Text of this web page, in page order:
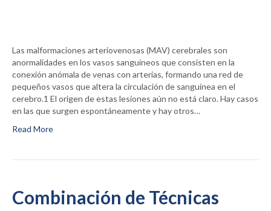
Las malformaciones arteriovenosas (MAV) cerebrales son
anormalidades en los vasos sanguíneos que consisten en la
conexión anómala de venas con arterias, formando una red de
pequeños vasos que altera la circulación de sanguínea en el
cerebro.1 El origen de estas lesiones aún no está claro. Hay casos
en las que surgen espontáneamente y hay otros…
Read More
Combinación de Técnicas